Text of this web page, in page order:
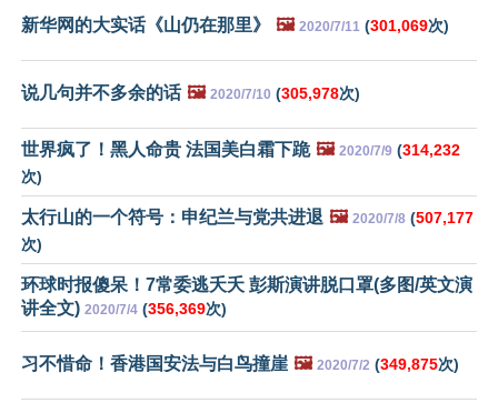
新华网的大实话《山仍在那里》 🖼️ 2020/7/11 (301,069次)
说几句并不多余的话 🖼️ 2020/7/10 (305,978次)
世界疯了！黑人命贵 法国美白霜下跪 🖼️ 2020/7/9 (314,232
次)
太行山的一个符号：申纪兰与党共进退 🖼️ 2020/7/8 (507,177
次)
环球时报傻呆！7常委逃夭夭 彭斯演讲脱口罩(多图/英文演
讲全文) 2020/7/4 (356,369次)
习不惜命！香港国安法与白鸟撞崖 🖼️ 2020/7/2 (349,875次)